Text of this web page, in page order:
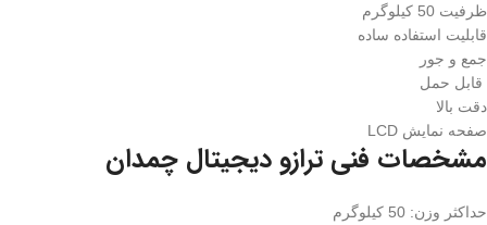
ظرفیت 50 کیلوگرم
قابلیت استفاده ساده
جمع و جور
قابل حمل
دقت بالا
صفحه نمایش LCD
مشخصات فنی ترازو دیجیتال چمدان
حداکثر وزن: 50 کیلوگرم